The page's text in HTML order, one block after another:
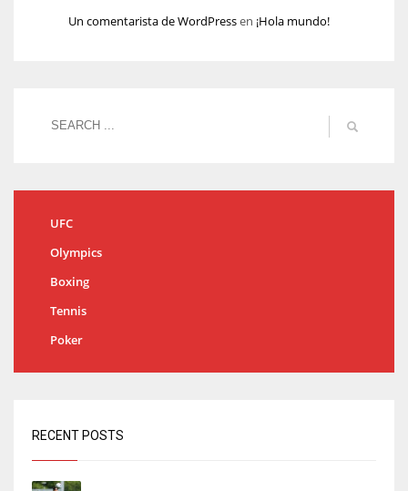
Un comentarista de WordPressen ¡Hola mundo!
UFC
Olympics
Boxing
Tennis
Poker
RECENT POSTS